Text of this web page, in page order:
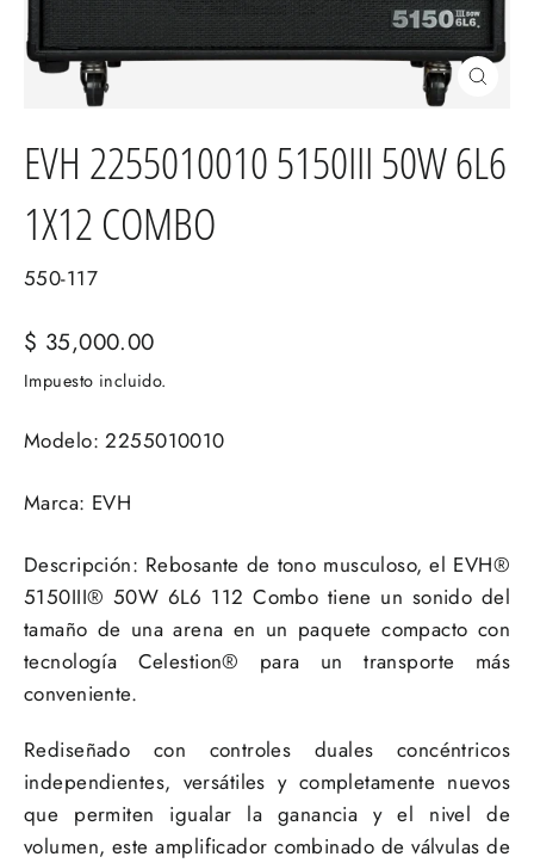
EVH 2255010010 5150III 50W 6L6
1X12 COMBO
550-117
Precio
habitual
$ 35,000.00
Impuesto incluido.
Modelo: 2255010010
Marca: EVH
Descripción: Rebosante de tono musculoso, el EVH®
5150III® 50W 6L6 112 Combo tiene un sonido del
tamaño de una arena en un paquete compacto con
tecnología Celestion® para un transporte más
conveniente.
Rediseñado con controles duales concéntricos
independientes, versátiles y completamente nuevos
que permiten igualar la ganancia y el nivel de
volumen, este amplificador combinado de válvulas de